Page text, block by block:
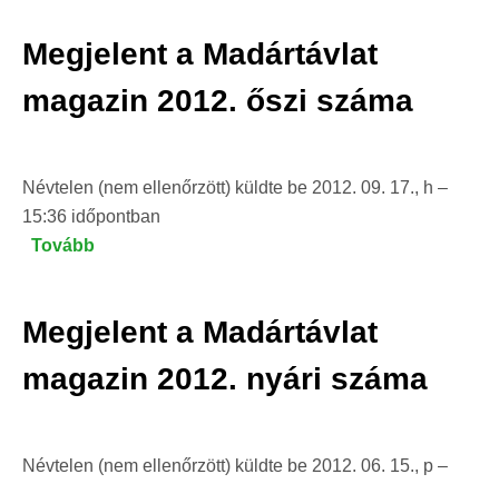
magazin
téli
Megjelent a Madártávlat
magazin 2012. őszi száma
Névtelen (nem ellenőrzött) küldte be 2012. 09. 17., h –
15:36 időpontban
Tovább
magazin
őszi
Megjelent a Madártávlat
magazin 2012. nyári száma
Névtelen (nem ellenőrzött) küldte be 2012. 06. 15., p –